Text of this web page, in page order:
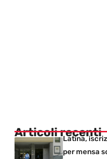
Articoli recenti
Latina,
per mensa